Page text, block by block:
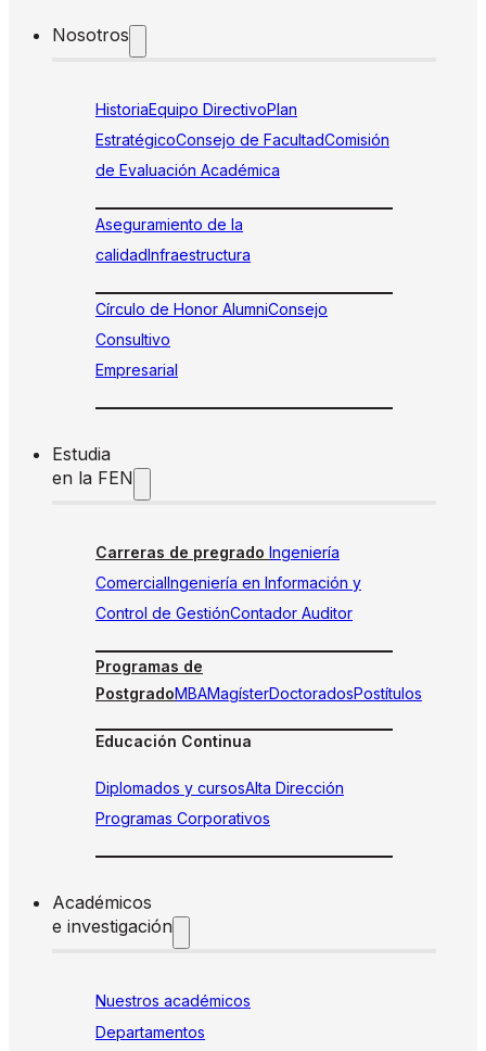
Nosotros
HistoriaEquipo DirectivoPlan
EstratégicoConsejo de FacultadComisión
de Evaluación Académica
Aseguramiento de la
calidadInfraestructura
Círculo de Honor AlumniConsejo
Consultivo
Empresarial
Estudia
en la FEN
Carreras de pregrado Ingeniería
ComercialIngeniería en Información y
Control de GestiónContador Auditor
Programas de
PostgradoMBAMagísterDoctoradosPostítulos
Educación Continua
Diplomados y cursosAlta Dirección
Programas Corporativos
Académicos
e investigación
Nuestros académicos
Departamentos